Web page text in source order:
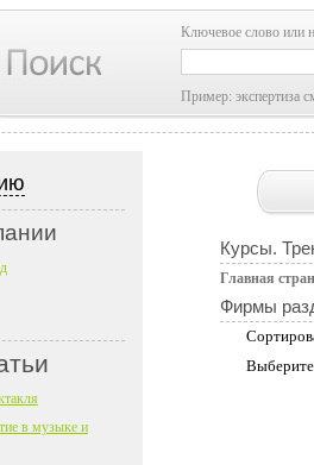
Ключевое слово или
Пример: экспертиза
Курсы.
Главная
Фирмы
в музыке и